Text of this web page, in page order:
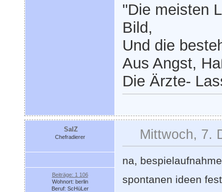
"Die meisten
Bild,
Und die
Aus Angst,
Die Ärzte-
SalZ
Chefradierer
Beiträge: 1 106
Wohnort: berlin
Beruf: ScHüLer
Mittwoch, 7.
na,
spontanen ideen